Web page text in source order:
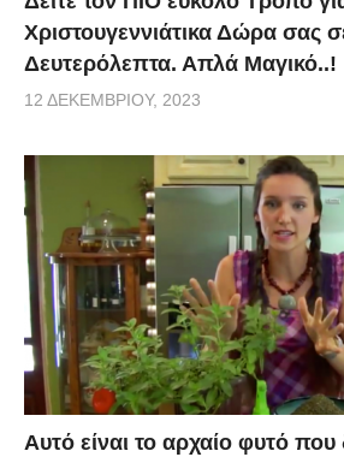
Χριστουγεννιάτικα Δώρα σας
Δευτερόλεπτα. Απλά Μαγικό..!
12 ΔΕΚΕΜΒΡΊΟΥ, 2023
Αυτό είναι το αρχαίο φυτό